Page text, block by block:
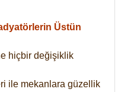
Üstün
hiçbir değişiklik
ile mekanlara güzellik